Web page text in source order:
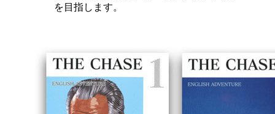
を目指します。